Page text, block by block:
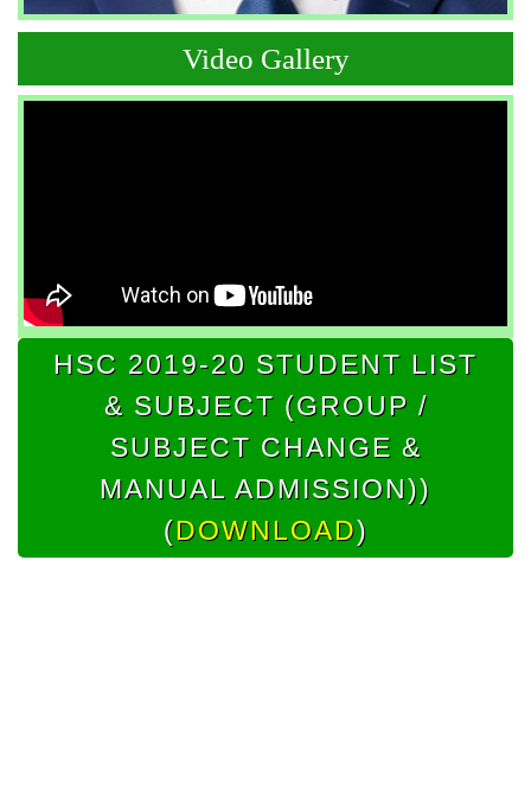
Video Gallery
HSC 2019-20 STUDENT LIST
& SUBJECT (GROUP /
SUBJECT CHANGE &
MANUAL ADMISSION))
(DOWNLOAD)